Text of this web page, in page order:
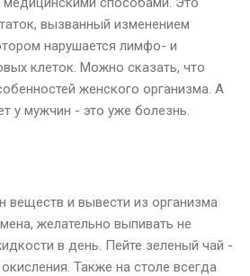
вызванный изменением
нарушается лимфо- и
клеток. Можно сказать, что
женского организма. А
у мужчин - это уже болезнь.
веществ и вывести из организма
желательно выпивать не
в день. Пейте зеленый чай -
Также на столе всегда